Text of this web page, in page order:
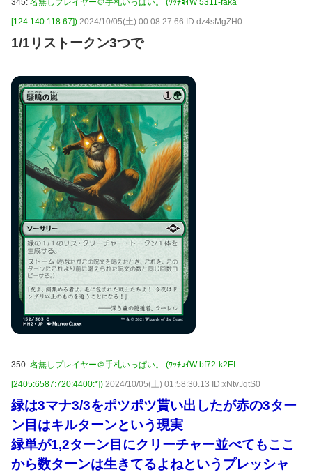
345: 名無しプレイヤー＠手札いっぱい。 (ﾜｯﾁｮｲW 5311-faka
[124.140.118.67]) 2024/10/05(土) 00:08:27.66 ID:dz4sMgZH0
1/1リストークン3つで
350: 名無しプレイヤー＠手札いっぱい。 (ﾜｯﾁｮｲW bf72-k2EI
[2405:6587:720:4400:*]) 2024/10/05(土) 01:58:30.13 ID:xNtvJqtS0
緑は3マナ3/3をポツポツ貰い出したが赤の3ター
ン目はキルターンという現実
緑単が1,2ターン目にクリーチャー並べてもここ
から数ターンは生きてるよねというプレッシャ